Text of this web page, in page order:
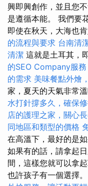
興即興創作，並且您
是遵循本能。 我們要
即使在秋天，大海也
的流程與要求 台南清
清潔 這就是土耳其，
的SEO Company服務
的需求 美味餐點外燴
家，夏天的天氣非常
水打針撐多久，確保
店的護理之家，關心
同地區和類型的價格
在高溫下，最好的是
如果有的話，請拿起
間，這樣您就可以拿
也許孩子有一個選擇。